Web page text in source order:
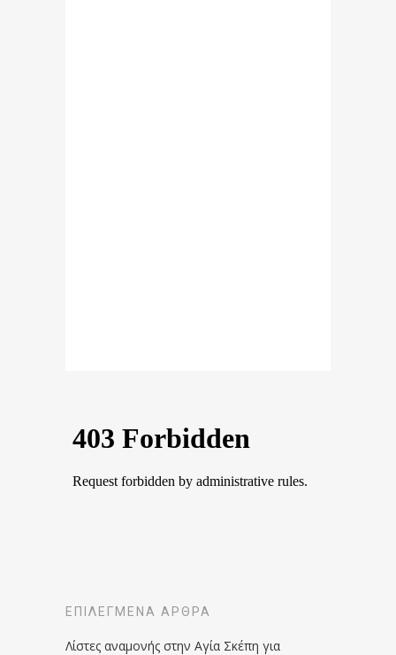
ΕΠΙΛΕΓΜΈΝΑ ΆΡΘΡΑ
Λίστες αναμονής στην Αγία Σκέπη για